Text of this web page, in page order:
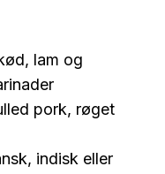
lam og
pork, røget
indisk eller